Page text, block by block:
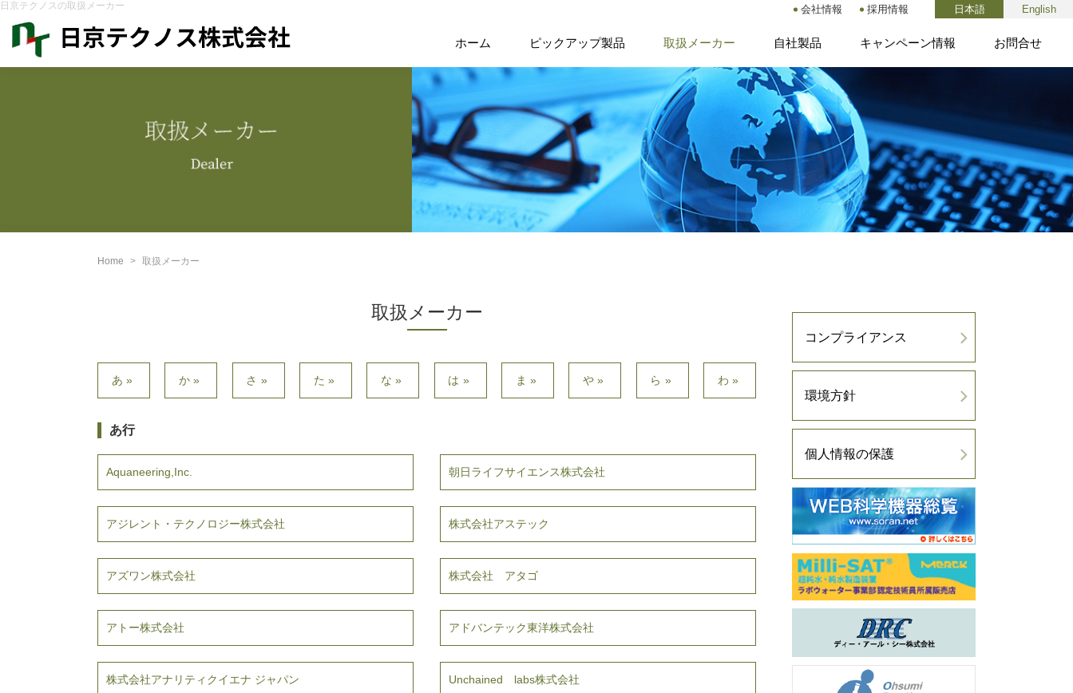
日京テクノスの取扱メーカー 会社情報 採用情報 日本語 English
ホーム ピックアップ製品 取扱メーカー 自社製品 キャンペーン情報 お問合せ
Home 取扱メーカー
取扱メーカー
あ» か» さ» た» な» は» ま» や» ら» わ»
あ行
Aquaneering,Inc. 朝日ライフサイエンス株式会社
アジレント・テクノロジー株式会社 株式会社アステック
アズワン株式会社 株式会社 アタゴ
アトー株式会社 アドバンテック東洋株式会社
株式会社アナリティクイエナ ジャパン Unchained labs株式会社
コンプライアンス
環境方針
個人情報の保護